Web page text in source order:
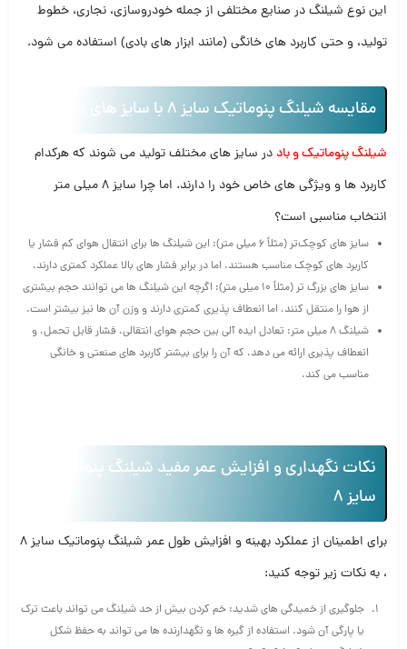
این نوع شیلنگ در صنایع مختلفی از جمله خودروسازی، نجاری، خطوط
تولید، و حتی کاربرد های خانگی (مانند ابزار های بادی) استفاده می‌ شود.
مقایسه شیلنگ پنوماتیک سایز 8 با سایز های دیگر
شیلنگ‌ پنوماتیک و باد در سایز های مختلف تولید می‌ شوند که هرکدام
کاربرد ها و ویژگی‌ های خاص خود را دارند. اما چرا سایز 8 میلی‌ متر
انتخاب مناسبی است؟
سایز های کوچک‌تر (مثلاً 6 میلی‌ متر): این شیلنگ‌ ها برای انتقال هوای کم‌ فشار یا
کاربرد های کوچک مناسب هستند، اما در برابر فشار های بالا عملکرد کمتری دارند.
سایز های بزرگ‌ تر (مثلاً 10 میلی‌ متر): اگرچه این شیلنگ‌ ها می‌ توانند حجم بیشتری
از هوا را منتقل کنند، اما انعطاف‌ پذیری کمتری دارند و وزن آن‌ ها نیز بیشتر است.
شیلنگ 8 میلی‌ متر: تعادل ایده‌ آلی بین حجم هوای انتقالی، فشار قابل تحمل، و
انعطاف‌ پذیری ارائه می‌ دهد، که آن را برای بیشتر کاربرد های صنعتی و خانگی
مناسب می‌ کند.
نکات نگهداری و افزایش عمر مفید شیلنگ پنوماتیک
سایز 8
برای اطمینان از عملکرد بهینه و افزایش طول عمر شیلنگ پنوماتیک سایز 8
، به نکات زیر توجه کنید:
جلوگیری از خمیدگی‌ های شدید: خم کردن بیش از حد شیلنگ می‌ تواند باعث ترک
یا پارگی آن شود. استفاده از گیره‌ ها و نگهدارنده‌ ها می‌ تواند به حفظ شکل